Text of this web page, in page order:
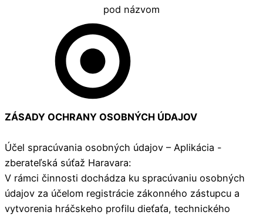
pod názvom
ZÁSADY OCHRANY OSOBNÝCH ÚDAJOV
Účel spracúvania osobných údajov – Aplikácia -
zberateľská súťaž Haravara:
V rámci činnosti dochádza ku spracúvaniu osobných
údajov za účelom registrácie zákonného zástupcu a
vytvorenia hráčskeho profilu dieťaťa, technického